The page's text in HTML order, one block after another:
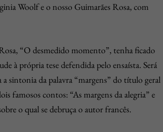
Woolf e o nosso Guimarães Rosa, com
“O desmedido momento”, tenha ficado
à própria tese defendida pelo ensaísta. Será
a sintonia da palavra “margens” do título geral
famosos contos: “As margens da alegria” e
o qual se debruça o autor francês.